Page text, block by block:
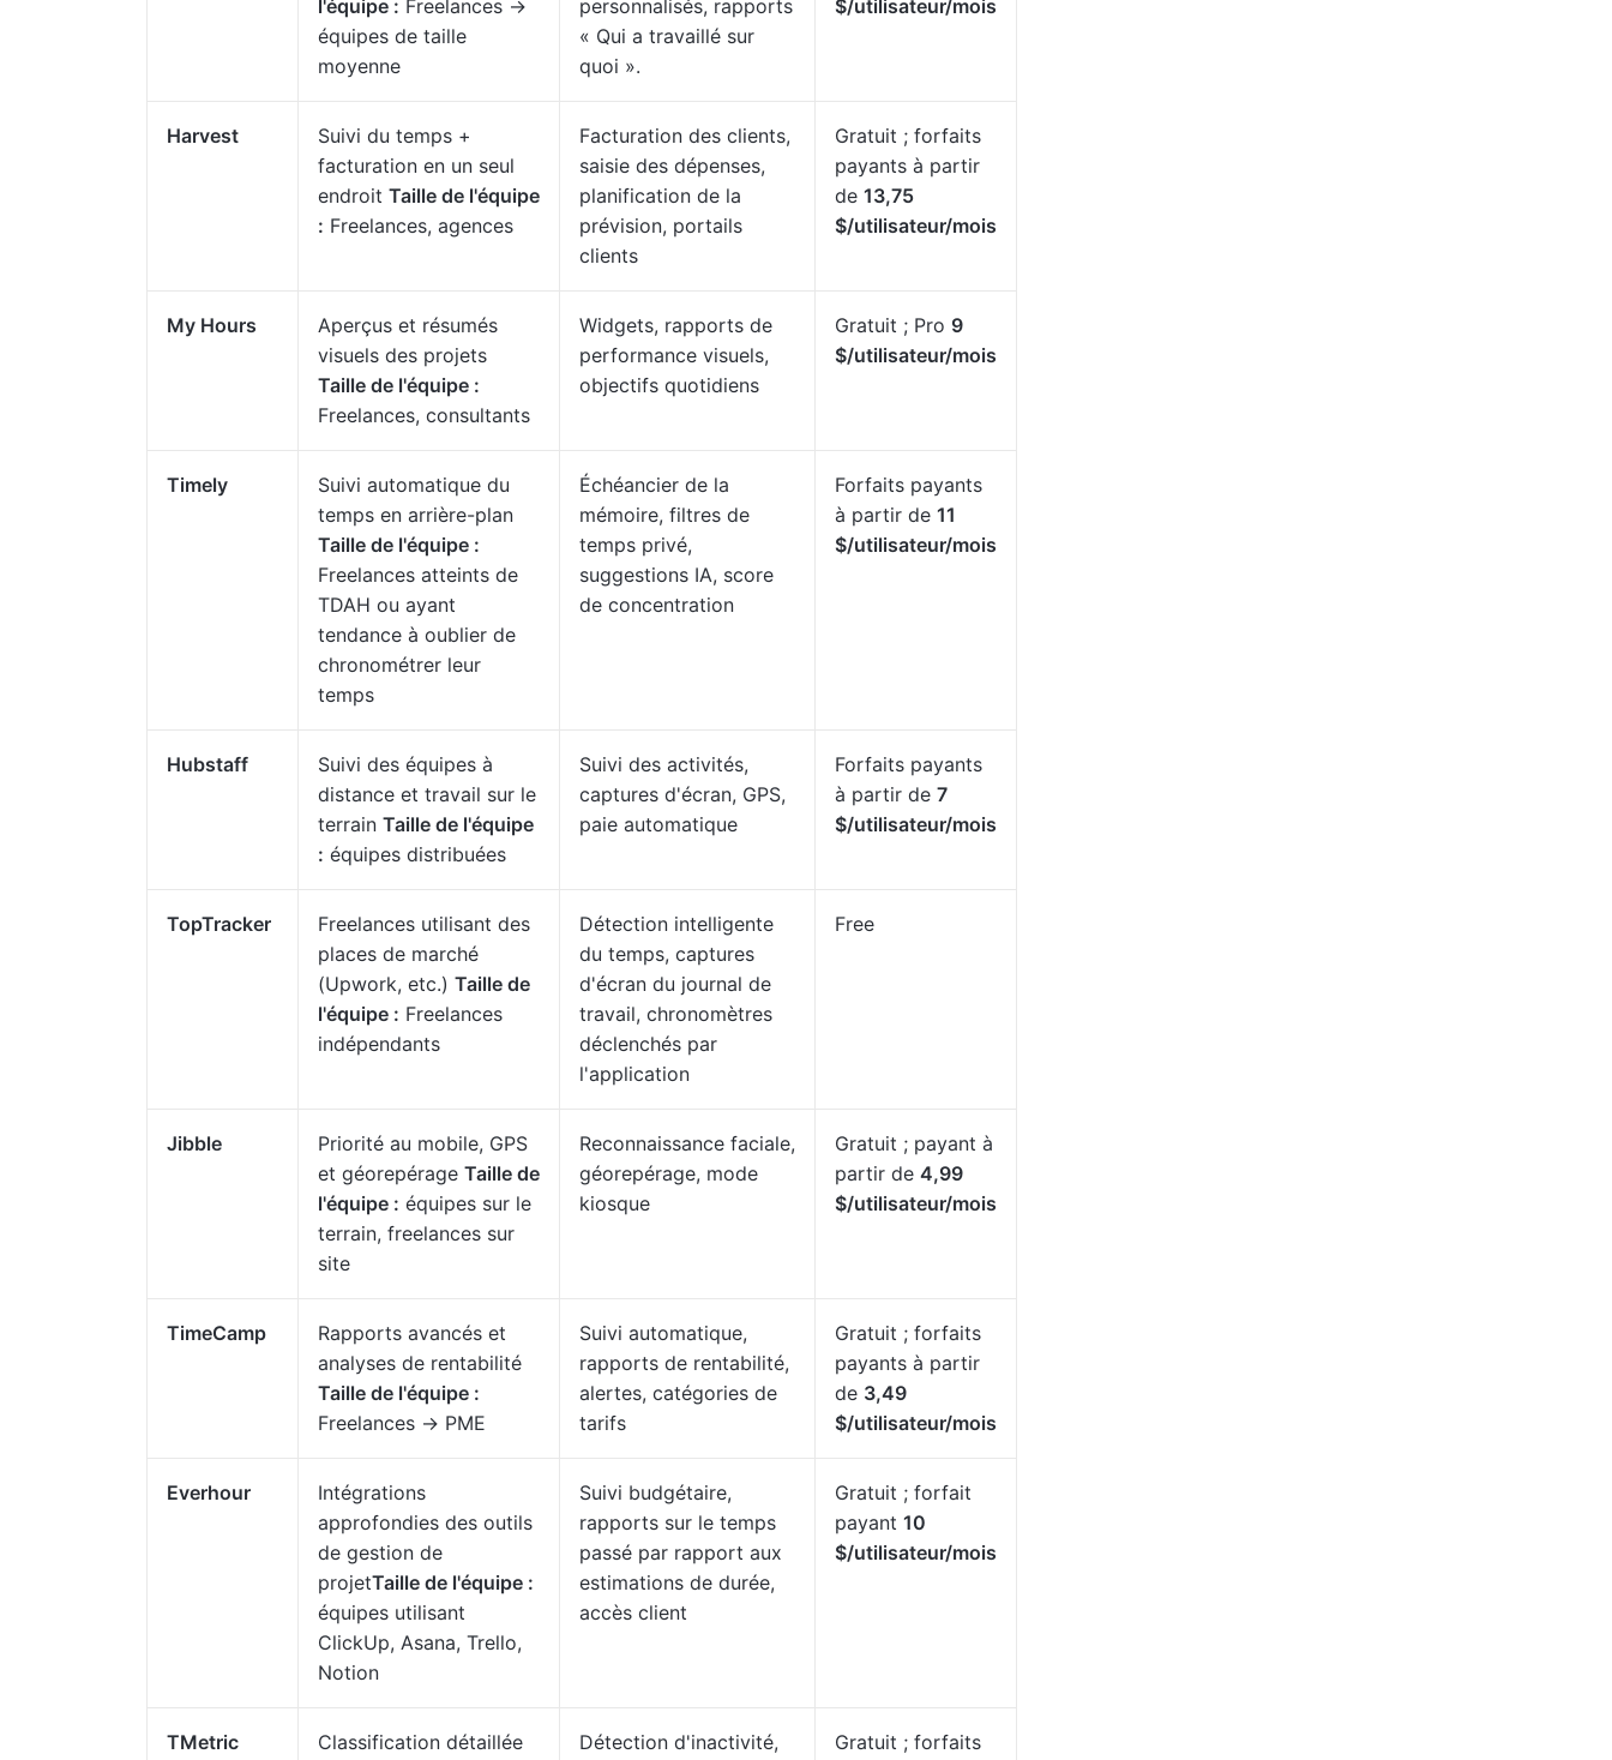
l'équipe : Freelances →
équipes de taille
moyenne
personnalisés, rapports
« Qui a travaillé sur
quoi ».
$/utilisateur/mois
Harvest
Suivi du temps +
facturation en un seul
endroit Taille de l'équipe
: Freelances, agences
Facturation des clients,
saisie des dépenses,
planification de la
prévision, portails
clients
Gratuit ; forfaits
payants à partir
de 13,75
$/utilisateur/mois
My Hours
Aperçus et résumés
visuels des projets
Taille de l'équipe :
Freelances, consultants
Widgets, rapports de
performance visuels,
objectifs quotidiens
Gratuit ; Pro 9
$/utilisateur/mois
Timely
Suivi automatique du
temps en arrière-plan
Taille de l'équipe :
Freelances atteints de
TDAH ou ayant
tendance à oublier de
chronométrer leur
temps
Échéancier de la
mémoire, filtres de
temps privé,
suggestions IA, score
de concentration
Forfaits payants
à partir de 11
$/utilisateur/mois
Hubstaff
Suivi des équipes à
distance et travail sur le
terrain Taille de l'équipe
: équipes distribuées
Suivi des activités,
captures d'écran, GPS,
paie automatique
Forfaits payants
à partir de 7
$/utilisateur/mois
TopTracker
Freelances utilisant des
places de marché
(Upwork, etc.) Taille de
l'équipe : Freelances
indépendants
Détection intelligente
du temps, captures
d'écran du journal de
travail, chronomètres
déclenchés par
l'application
Free
Jibble
Priorité au mobile, GPS
et géorepérage Taille de
l'équipe : équipes sur le
terrain, freelances sur
site
Reconnaissance faciale,
géorepérage, mode
kiosque
Gratuit ; payant à
partir de 4,99
$/utilisateur/mois
TimeCamp
Rapports avancés et
analyses de rentabilité
Taille de l'équipe :
Freelances → PME
Suivi automatique,
rapports de rentabilité,
alertes, catégories de
tarifs
Gratuit ; forfaits
payants à partir
de 3,49
$/utilisateur/mois
Everhour
Intégrations
approfondies des outils
de gestion de
projetTaille de l'équipe :
équipes utilisant
ClickUp, Asana, Trello,
Notion
Suivi budgétaire,
rapports sur le temps
passé par rapport aux
estimations de durée,
accès client
Gratuit ; forfait
payant 10
$/utilisateur/mois
TMetric Classification détaillée Détection d'inactivité, Gratuit ; forfaits